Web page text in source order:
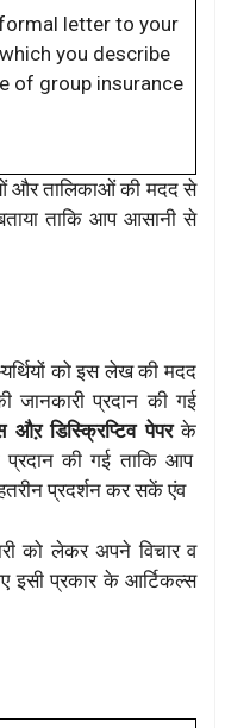
letter to your
you describe
of group insurance
और तालिकाओं की मदद से
ताकि आप आसानी से
को इस लेख की मदद
जानकारी प्रदान की गई
औऱ डिस्क्रिप्टिव पेपरके
प्रदान की गई ताकि आप
प्रदर्शन कर सकें एंव
को लेकर अपने विचार व
इसी प्रकार के आर्टिकल्स